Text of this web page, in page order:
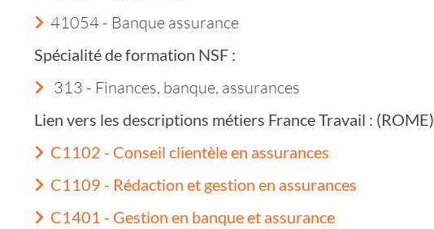
41054 - Banque assurance
Spécialité de formation NSF :
313 - Finances, banque, assurances
Lien vers les descriptions métiers France Travail : (ROME)
C1102 - Conseil clientèle en assurances
C1109 - Rédaction et gestion en assurances
C1401 - Gestion en banque et assurance